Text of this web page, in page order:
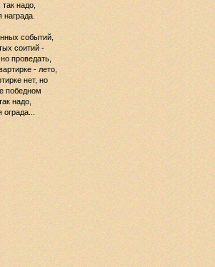
надо,
событий,
соитий -
проведать,
- лето,
нет, но
победном
надо,